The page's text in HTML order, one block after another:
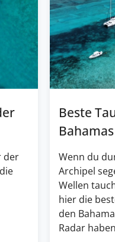
der
Beste
Bahamas
Wenn du
Archipel
Wellen
hier die
den
Radar